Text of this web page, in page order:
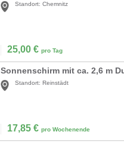
Standort: Chemnitz
25,00 € pro Tag
Sonnenschirm mit ca. 2,6 m
Standort: Reinstädt
17,85 € pro Wochenende